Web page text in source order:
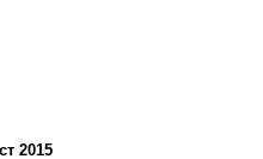
2015